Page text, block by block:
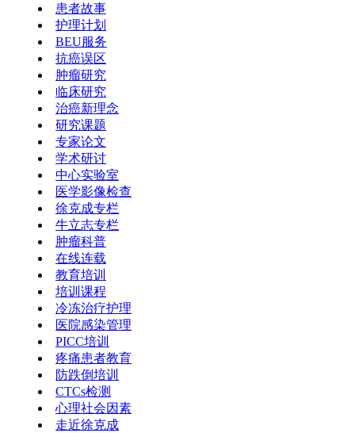
患者故事
护理计划
BEU服务
抗癌误区
肿瘤研究
临床研究
治癌新理念
研究课题
专家论文
学术研讨
中心实验室
医学影像检查
徐克成专栏
牛立志专栏
肿瘤科普
在线连载
教育培训
培训课程
冷冻治疗护理
医院感染管理
PICC培训
疼痛患者教育
防跌倒培训
CTCs检测
心理社会因素
走近徐克成